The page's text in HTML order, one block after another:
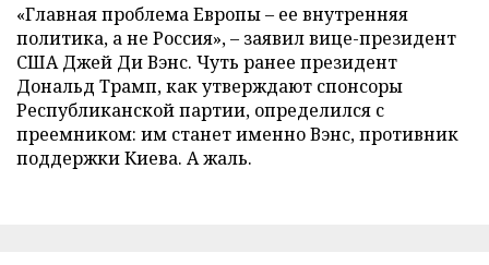
«Главная проблема Европы – ее внутренняя
политика, а не Россия», – заявил вице-президент
США Джей Ди Вэнс. Чуть ранее президент
Дональд Трамп, как утверждают спонсоры
Республиканской партии, определился с
преемником: им станет именно Вэнс, противник
поддержки Киева. А жаль.